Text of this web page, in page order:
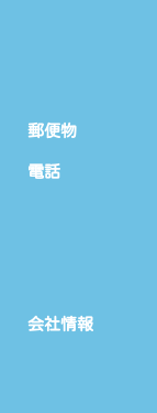
郵便物
電話
会社情報